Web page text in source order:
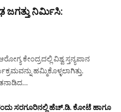
ಜಗತ್ತು ನಿರ್ಮಿಸಿ:
ಕೇಂದ್ರದಲ್ಲಿ ವಿಶ್ವ ಸ್ತನ್ಯಪಾನ
ಹಮ್ಮಿಕೊಳ್ಳಲಾಗಿತ್ತು.
ಸರಗೂರಿನಲ್ಲಿ ಹೆಚ್.ಡಿ. ಕೋಟೆ ಹಾಗೂ